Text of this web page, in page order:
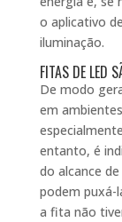
o aplicativo
iluminação.
FITAS DE LED
De modo
em
entanto, é
do alcance
podem puxá-
a fita não